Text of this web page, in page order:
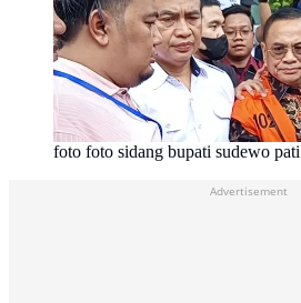
foto foto sidang bupati sudewo pati
Advertisement